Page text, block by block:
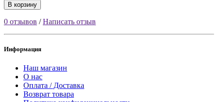
В корзину
0 отзывов /Написать отзыв
Информация
Наш магазин
О нас
Оплата / Доставка
Возврат товара